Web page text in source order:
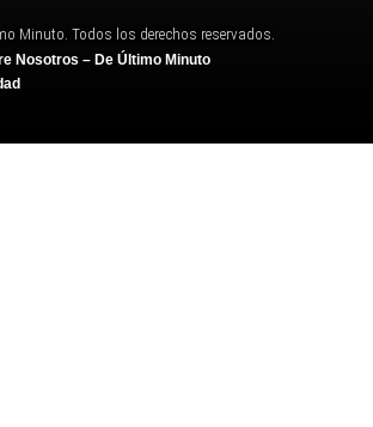
Minuto. Todos los derechos reservados.
Nosotros – De Último Minuto